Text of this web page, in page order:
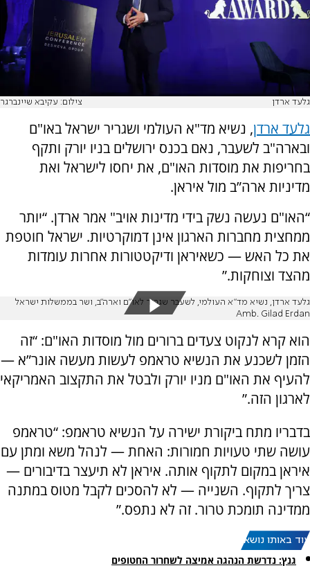
גלעד ארדן צילום: עקיבא שיינברגר
גלעד ארדן, נשיא מד"א העולמי ושגריר ישראל באו"ם
ובארה"ב לשעבר, נאם בכנס ירושלים בניו יורק ותקף
בחריפות את מוסדות האו"ם, את יחסו לישראל ואת
מדיניות ארה”ב מול איראן.
“האו"ם נעשה נשק בידי מדינות אויב" אמר ארדן. “יותר
ממחצית מחברות הארגון אינן דמוקרטיות. ישראל חוטפת
את כל האש — כשאיראן ודיקטטורות אחרות עומדות
מהצד וצוחקות.”
גלעד ארדן, נשיא מד"א העולמי, לשעבר שגריר לאו"ם וארה"ב, ושר בממשלות ישראל
Amb. Gilad Erdan
הוא קרא לנקוט צעדים ברורים מול מוסדות האו"ם: “זה
הזמן לשכנע את הנשיא טראמפ לעשות מעשה אונר”א —
להעיף את האו"ם מניו יורק ולבטל את התקצוב האמריקאי
לארגון הזה.”
בדבריו מתח ביקורת ישירה על הנשיא טראמפ: “טראמפ
עושה שתי טעויות חמורות: האחת — לנהל משא ומתן עם
איראן במקום לתקוף אותה. איראן לא תיעצר בדיבורים —
צריך לתקוף. השנייה — לא להסכים לקבל מטוס במתנה
ממדינה תומכת טרור. זה לא נתפס.”
עוד באותו נושא:
גנץ: נדרשת הנהגה אמיצה לשחרור החטופים